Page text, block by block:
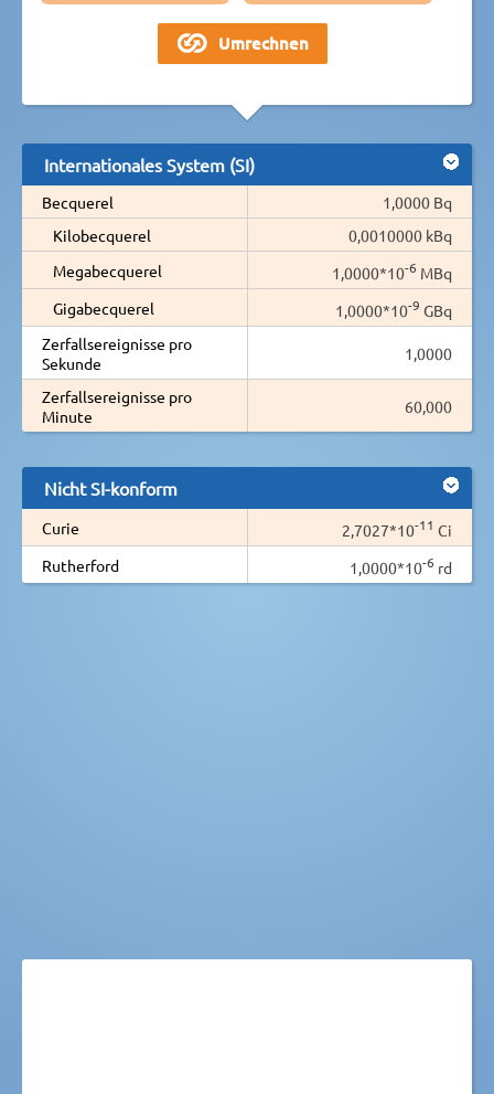
Internationales System (SI)
Becquerel
1,0000 Bq
Kilobecquerel
0,0010000 kBq
Megabecquerel
1,0000*10-6 MBq
Gigabecquerel
1,0000*10-9 GBq
Zerfallsereignisse pro
Sekunde
1,0000
Zerfallsereignisse pro
Minute
60,000
Nicht SI-konform
Curie 2,7027*10-11 Ci
Rutherford
1,0000*10-6 rd